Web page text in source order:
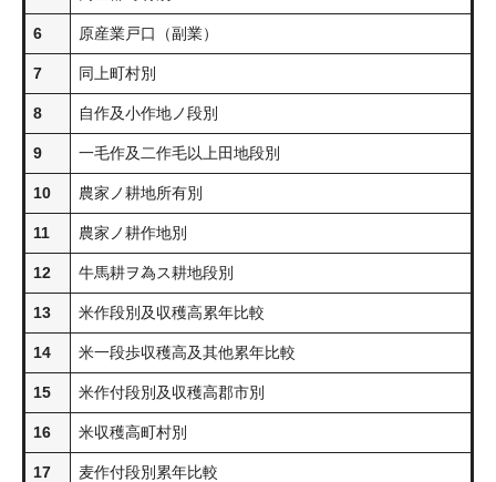
6 原産業戸口（副業）
7 同上町村別
8 自作及小作地ノ段別
9 一毛作及二作毛以上田地段別
10 農家ノ耕地所有別
11 農家ノ耕作地別
12 牛馬耕ヲ為ス耕地段別
13 米作段別及収穫高累年比較
14 米一段歩収穫高及其他累年比較
15 米作付段別及収穫高郡市別
16 米収穫高町村別
17 麦作付段別累年比較